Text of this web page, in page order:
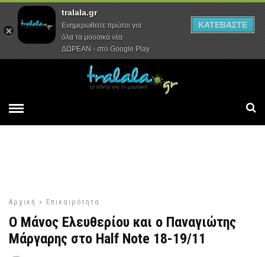
Αρχική Συνεντεύξεις Ρεπορτάζ
Αρχική » Επικαιρότητα
Ο Μάνος Ελευθερίου και ο Παναγιώτης
Μάργαρης στο Half Note 18-19/11
tralala.gr
Ενημερωθείτε πρώτοι για
όλα τα μουσικά νέα
ΔΩΡΕΑΝ - στο Google Play
ΚΑΤΕΒΑΣΤΕ